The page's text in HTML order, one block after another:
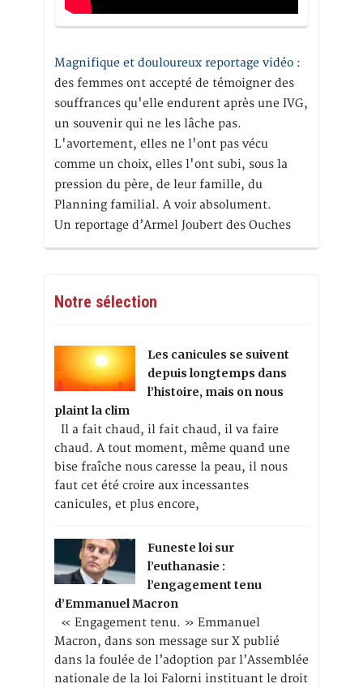
Magnifique et douloureux reportage vidéo :
des femmes ont accepté de témoigner des
souffrances qu'elle endurent après une IVG,
un souvenir qui ne les lâche pas.
L'avortement, elles ne l'ont pas vécu
comme un choix, elles l'ont subi, sous la
pression du père, de leur famille, du
Planning familial. A voir absolument.
Un reportage d’Armel Joubert des Ouches
Notre sélection
Les canicules se suivent
depuis longtemps dans
l’histoire, mais on nous
plaint la clim
Il a fait chaud, il fait chaud, il va faire
chaud. A tout moment, même quand une
bise fraîche nous caresse la peau, il nous
faut cet été croire aux incessantes
canicules, et plus encore,
Funeste loi sur
l’euthanasie :
l’engagement tenu
d’Emmanuel Macron
« Engagement tenu. » Emmanuel
Macron, dans son message sur X publié
dans la foulée de l’adoption par l’Assemblée
nationale de la loi Falorni instituant le droit